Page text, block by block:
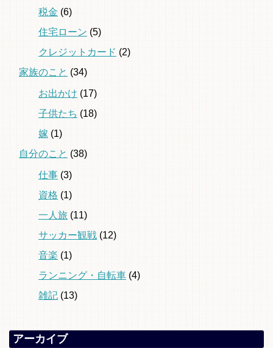
税金 (6)
住宅ローン (5)
クレジットカード (2)
家族のこと (34)
お出かけ (17)
子供たち (18)
嫁 (1)
自分のこと (38)
仕事 (3)
資格 (1)
一人旅 (11)
サッカー観戦 (12)
音楽 (1)
ランニング・自転車 (4)
雑記 (13)
アーカイブ